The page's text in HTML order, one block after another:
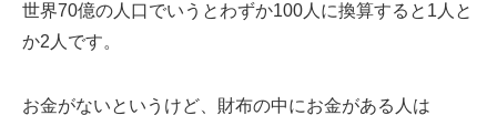
世界70億の人口でいうとわずか100人に換算すると1人と
か2人です。
お金がないというけど、財布の中にお金がある人は